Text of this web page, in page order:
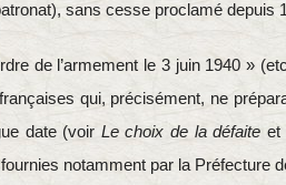
sans cesse proclamé depuis
de l’armement le 3 juin 1940 »
qui, précisément, ne
date (voir Le choix de la défaite et
notamment par la Préfecture